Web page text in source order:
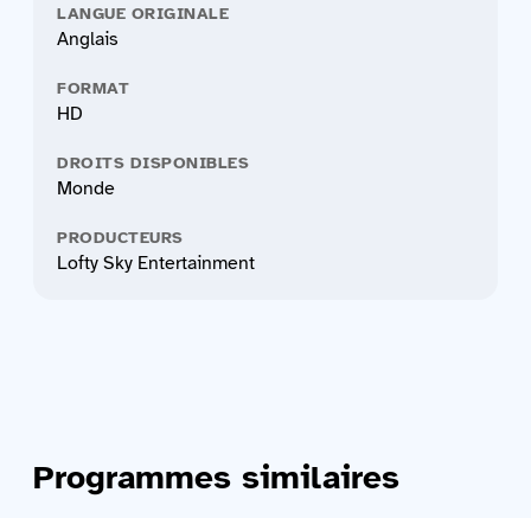
LANGUE ORIGINALE
Anglais
FORMAT
HD
DROITS DISPONIBLES
Monde
PRODUCTEURS
Lofty Sky Entertainment
Programmes similaires